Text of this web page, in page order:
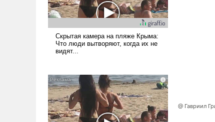
@ Гавриил